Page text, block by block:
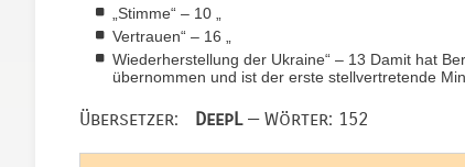
„Stimme“ – 10 „
Vertrauen“ – 16 „
Wiederherstellung der Ukraine“ – 13 Damit hat
übernommen und ist der erste stellvertretende
Übersetzer: DeepL— Wörter: 152